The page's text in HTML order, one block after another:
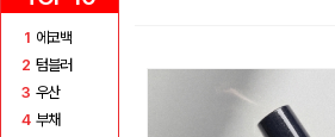
1 에코백
2 텀블러
3 우산
4 부채